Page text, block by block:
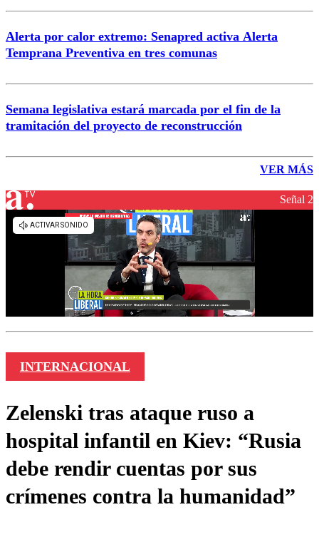
Alerta por calor extremo: Senapred activa Alerta
Temprana Preventiva en tres comunas
Semana legislativa estará marcada por el fin de la
tramitación del proyecto de reconstrucción
VER MÁS
Señal 2
INTERNACIONAL
Zelenski tras ataque ruso a
hospital infantil en Kiev: “Rusia
debe rendir cuentas por sus
crímenes contra la humanidad”